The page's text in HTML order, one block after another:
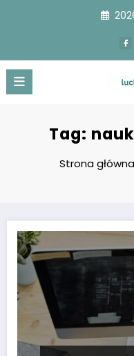
Tag:
Strona główna